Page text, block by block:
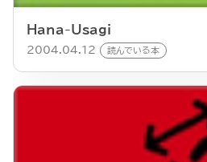
Hana-Usagi
2004.04.12 読んでいる本